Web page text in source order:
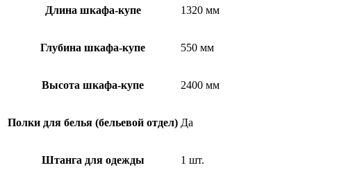
Длина шкафа-купе 1320 мм
Глубина шкафа-купе 550 мм
Высота шкафа-купе 2400 мм
Полки для белья (бельевой отдел) Да
Штанга для одежды 1 шт.